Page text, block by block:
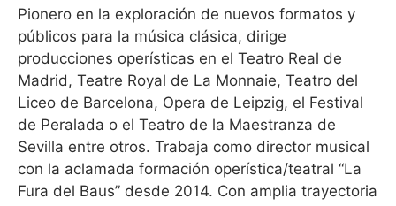
Pionero en la exploración de nuevos formatos y
públicos para la música clásica, dirige
producciones operísticas en el Teatro Real de
Madrid, Teatre Royal de La Monnaie, Teatro del
Liceo de Barcelona, Opera de Leipzig, el Festival
de Peralada o el Teatro de la Maestranza de
Sevilla entre otros. Trabaja como director musical
con la aclamada formación operística/teatral “La
Fura del Baus” desde 2014. Con amplia trayectoria